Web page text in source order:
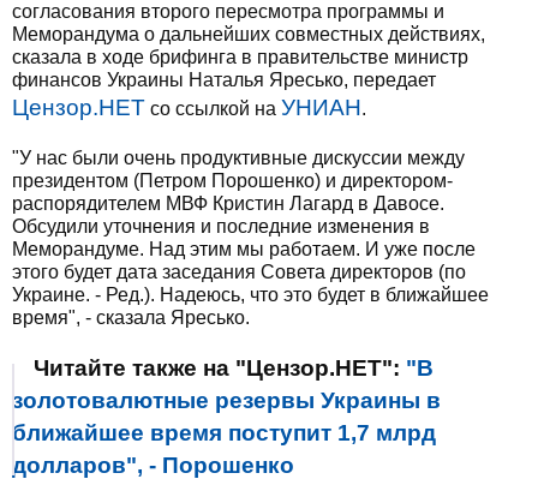
согласования второго пересмотра программы и
Меморандума о дальнейших совместных действиях,
сказала в ходе брифинга в правительстве министр
финансов Украины Наталья Яресько, передает
Цензор.НЕТ со ссылкой на УНИАН.
"У нас были очень продуктивные дискуссии между
президентом (Петром Порошенко) и директором-
распорядителем МВФ Кристин Лагард в Давосе.
Обсудили уточнения и последние изменения в
Меморандуме. Над этим мы работаем. И уже после
этого будет дата заседания Совета директоров (по
Украине. - Ред.). Надеюсь, что это будет в ближайшее
время", - сказала Яресько.
Читайте также на "Цензор.НЕТ": "В
золотовалютные резервы Украины в
ближайшее время поступит 1,7 млрд
долларов", - Порошенко